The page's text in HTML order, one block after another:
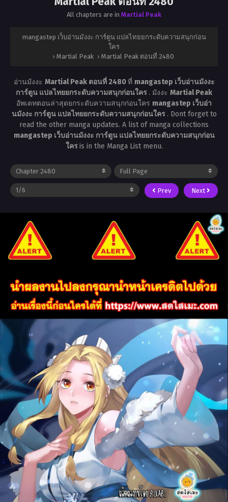
All chapters are in Martial Peak
mangastep เว็บอ่านมังงะ การ์ตูน แปลไทยยกระดับความสนุกก่อน
ใคร
› Martial Peak › Martial Peak ตอนที่ 2480
อ่านมังงะ Martial Peak ตอนที่ 2480ที่ mangastep เว็บอ่านมังงะ
การ์ตูน แปลไทยยกระดับความสนุกก่อนใคร . มังงะ Martial Peak
อัพเดทตอนล่าสุดยกระดับความสนุกก่อนใคร mangastep เว็บอ่า
นมังงะ การ์ตูน แปลไทยยกระดับความสนุกก่อนใคร . Dont forget to
read the other manga updates. A list of manga collections
mangastep เว็บอ่านมังงะ การ์ตูน แปลไทยยกระดับความสนุกก่อน
ใครis in the Manga List menu.
Prev Next